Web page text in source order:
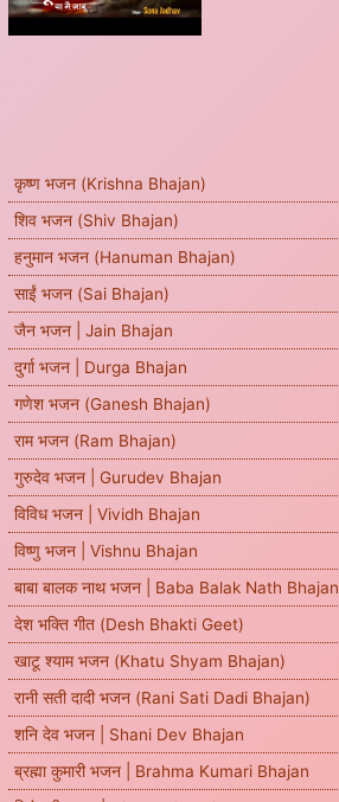
कृष्ण भजन (Krishna Bhajan)
शिव भजन (Shiv Bhajan)
हनुमान भजन (Hanuman Bhajan)
साईं भजन (Sai Bhajan)
जैन भजन | Jain Bhajan
दुर्गा भजन | Durga Bhajan
गणेश भजन (Ganesh Bhajan)
राम भजन (Ram Bhajan)
गुरुदेव भजन | Gurudev Bhajan
विविध भजन | Vividh Bhajan
विष्णु भजन | Vishnu Bhajan
बाबा बालक नाथ भजन | Baba Balak Nath Bhajan
देश भक्ति गीत (Desh Bhakti Geet)
खाटू श्याम भजन (Khatu Shyam Bhajan)
रानी सती दादी भजन (Rani Sati Dadi Bhajan)
शनि देव भजन | Shani Dev Bhajan
ब्रह्मा कुमारी भजन | Brahma Kumari Bhajan